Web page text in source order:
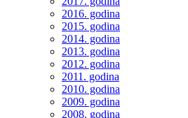
2016. godina
2015. godina
2014. godina
2013. godina
2012. godina
2011. godina
2010. godina
2009. godina
2008. godina